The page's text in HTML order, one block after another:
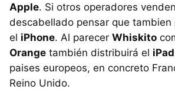
Apple. Si otros operadores
descabellado pensar que tambien
el iPhone. Al parecer Whiskito
Orange también distribuirá el iPad
paises europeos, en concreto
Reino Unido.